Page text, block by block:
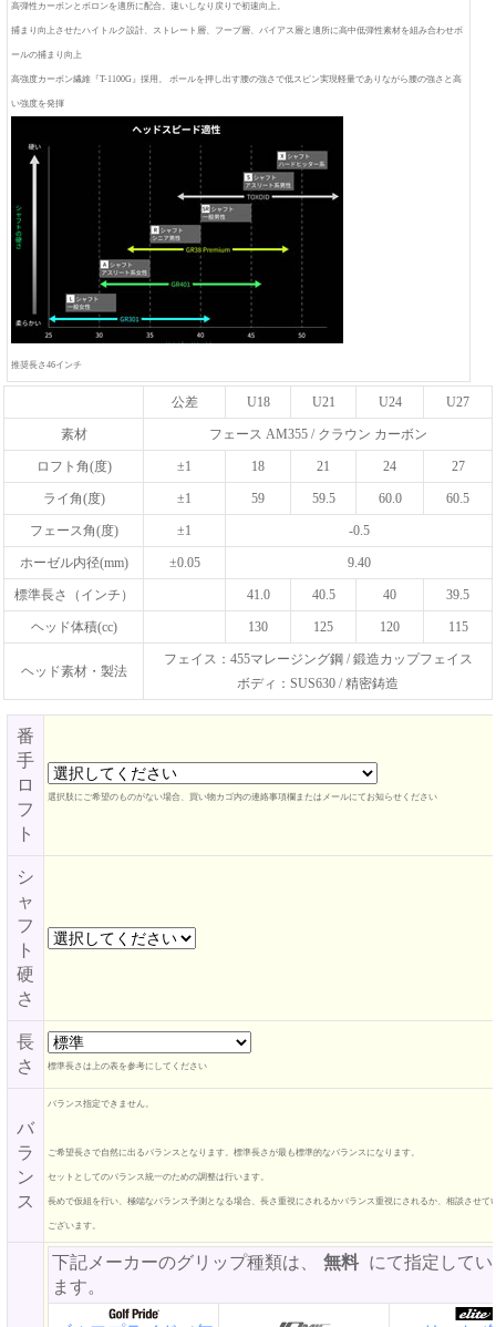
高弾性カーボンとボロンを適所に配合。速いしなり戻りで初速向上。
捕まり向上させたハイトルク設計、ストレート層、フープ層、バイアス層と適所に高中低弾性素材を組み合わせボ
ールの捕まり向上
高強度カーボン繊維『T-1100G』採用。 ボールを押し出す腰の強さで低スピン実現軽量でありながら腰の強さと高
い強度を発揮
推奨長さ46インチ
公差 U18 U21 U24 U27
素材 フェース AM355 / クラウン カーボン
ロフト角(度) ±1 18 21 24 27
ライ角(度) ±1 59 59.5 60.0 60.5
フェース角(度) ±1 -0.5
ホーゼル内径(mm) ±0.05 9.40
標準長さ（インチ） 41.0 40.5 40 39.5
ヘッド体積(cc) 130 125 120 115
ヘッド素材・製法
フェイス：455マレージング鋼 / 鍛造カップフェイス
ボディ：SUS630 / 精密鋳造
番
手
ロ
フ
ト
選択肢にご希望のものがない場合、買い物カゴ内の連絡事項欄またはメールにてお知らせください
シ
ャ
フ
ト
硬
さ
長
さ
標準長さは上の表を参考にしてください
バ
ラ
ン
ス
バランス指定できません。
ご希望長さで自然に出るバランスとなります。標準長さが最も標準的なバランスになります。
セットとしてのバランス統一のための調整は行います。
長めで仮組を行い、極端なバランス予測となる場合、長さ重視にされるかバランス重視にされるか、相談させて
ございます。
下記メーカーのグリップ種類は、 無料 にて指定して
ます。